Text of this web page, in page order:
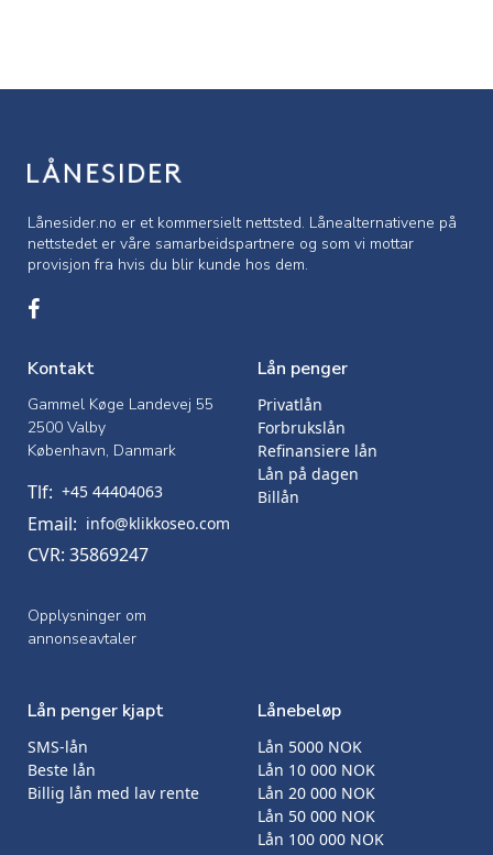
Lånesider.no er et kommersielt nettsted. Lånealternativene på
nettstedet er våre samarbeidspartnere og som vi mottar
provisjon fra hvis du blir kunde hos dem.
Kontakt
Gammel Køge Landevej 55
2500 Valby
København, Danmark
Tlf: +45 44404063
Email: info@klikkoseo.com
CVR: 35869247
Opplysninger om
annonseavtaler
Lån penger
Privatlån
Forbrukslån
Refinansiere lån
Lån på dagen
Billån
Lån penger kjapt
SMS-lån
Beste lån
Billig lån med lav rente
Lånebeløp
Lån 5000 NOK
Lån 10 000 NOK
Lån 20 000 NOK
Lån 50 000 NOK
Lån 100 000 NOK